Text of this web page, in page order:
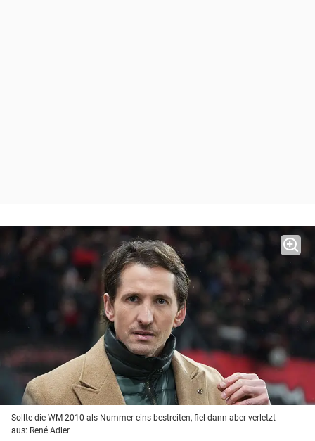
Sollte die WM 2010 als Nummer eins bestreiten, fiel dann aber verletzt
aus: René Adler.